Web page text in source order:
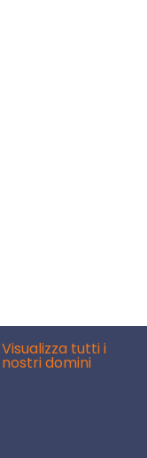
Visualizza tutti i
nostri domini